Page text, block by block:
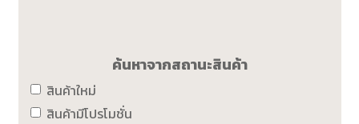
ค้นหาจากสถานะสินค้า
สินค้าใหม่
สินค้ามีโปรโมชั่น